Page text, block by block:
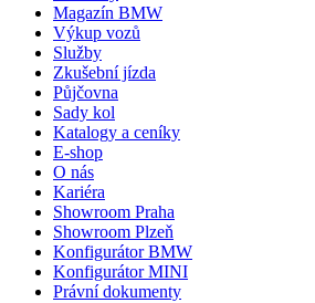
Magazín BMW
Výkup vozů
Služby
Zkušební jízda
Půjčovna
Sady kol
Katalogy a ceníky
E-shop
O nás
Kariéra
Showroom Praha
Showroom Plzeň
Konfigurátor BMW
Konfigurátor MINI
Právní dokumenty